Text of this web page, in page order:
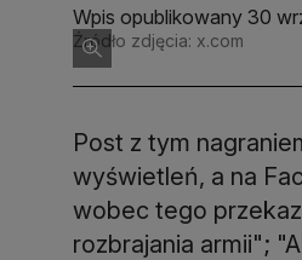
Wpis opublikowany 30
Źródło zdjęcia: x.com
Post z tym
wyświetleń, a na
wobec tego
rozbrajania armii";